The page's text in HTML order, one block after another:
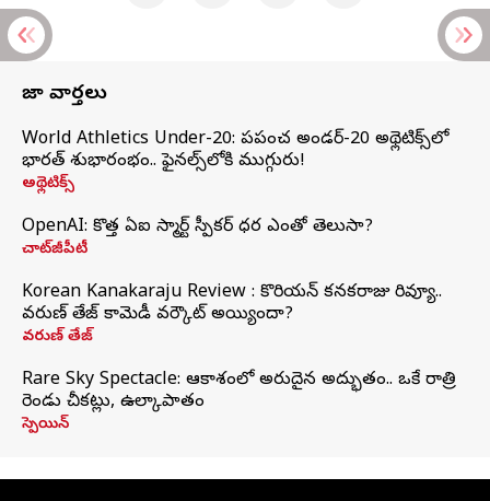
తాజా వార్తలు
World Athletics Under-20: ప్రపంచ అండర్-20 అథ్లెటిక్స్‌లో
భారత్‌ శుభారంభం.. ఫైనల్స్‌లోకి ముగ్గురు!
అథ్లెటిక్స్
OpenAI: కొత్త ఏఐ స్మార్ట్ స్పీకర్ ధర ఎంతో తెలుసా?
చాట్‌జీపీటీ
Korean Kanakaraju Review : కొరియన్ కనకరాజు రివ్యూ..
వరుణ్ తేజ్ కామెడీ వర్కౌట్ అయ్యిందా?
వరుణ్ తేజ్
Rare Sky Spectacle: ఆకాశంలో అరుదైన అద్భుతం.. ఒకే రాత్రి
రెండు చీకట్లు, ఉల్కాపాతం
స్పెయిన్